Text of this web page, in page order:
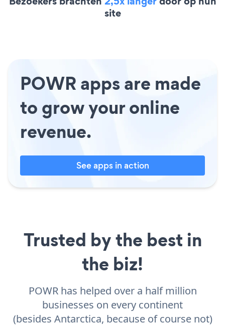
site
POWR apps are made
to grow your online
revenue.
See apps in action
Trusted by the best in
the biz!
POWR has helped over a half million
businesses on every continent
(besides Antarctica, because of course not)